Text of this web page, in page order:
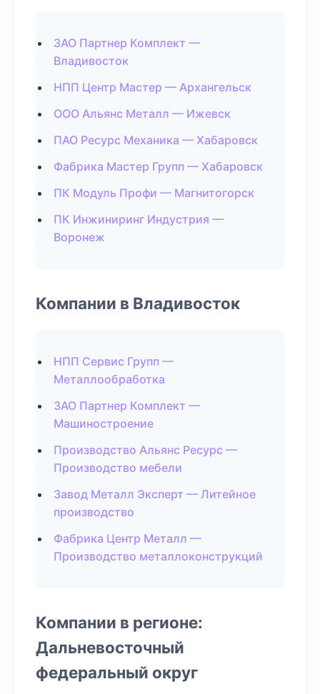
ЗАО Партнер Комплект —
Владивосток
НПП Центр Мастер — Архангельск
ООО Альянс Металл — Ижевск
ПАО Ресурс Механика — Хабаровск
Фабрика Мастер Групп — Хабаровск
ПК Модуль Профи — Магнитогорск
ПК Инжиниринг Индустрия —
Воронеж
Компании в Владивосток
НПП Сервис Групп —
Металлообработка
ЗАО Партнер Комплект —
Машиностроение
Производство Альянс Ресурс —
Производство мебели
Завод Металл Эксперт — Литейное
производство
Фабрика Центр Металл —
Производство металлоконструкций
Компании в регионе:
Дальневосточный
федеральный округ